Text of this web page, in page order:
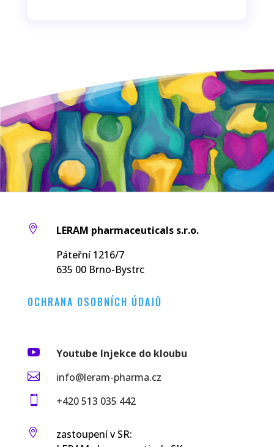

LERAM pharmaceuticals s.r.o.
Páteřní 1216/7
635 00 Brno-Bystrc
OCHRANA OSOBNÍCH ÚDAJŮ
 Youtube Injekce do kloubu
 info@leram-pharma.cz
 +420 513 035 442

zastoupení v SR: